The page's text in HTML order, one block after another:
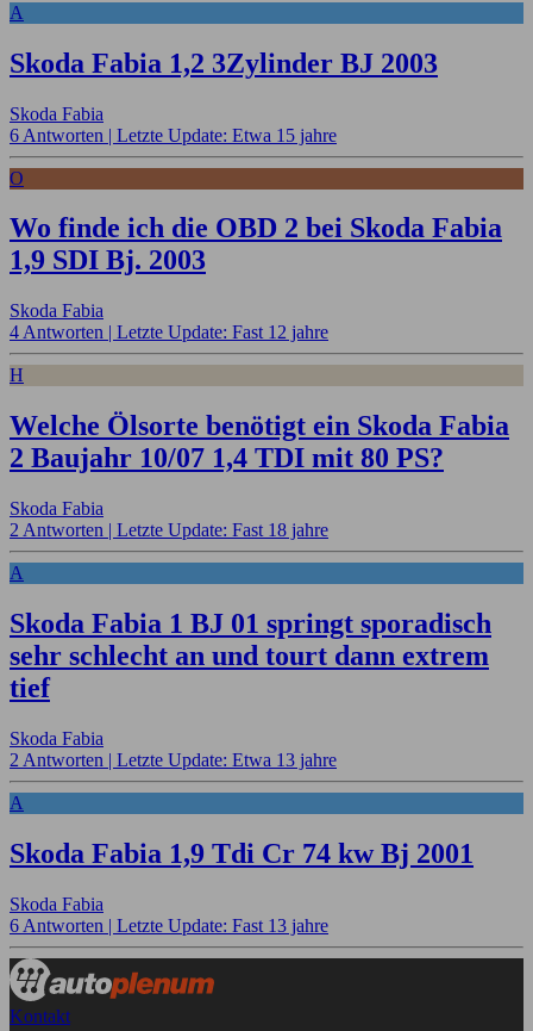
A
Skoda Fabia 1,2 3Zylinder BJ 2003
Skoda Fabia
6 Antworten | Letzte Update: Etwa 15 jahre
O
Wo finde ich die OBD 2 bei Skoda Fabia
1,9 SDI Bj. 2003
Skoda Fabia
4 Antworten | Letzte Update: Fast 12 jahre
H
Welche Ölsorte benötigt ein Skoda Fabia
2 Baujahr 10/07 1,4 TDI mit 80 PS?
Skoda Fabia
2 Antworten | Letzte Update: Fast 18 jahre
A
Skoda Fabia 1 BJ 01 springt sporadisch
sehr schlecht an und tourt dann extrem
tief
Skoda Fabia
2 Antworten | Letzte Update: Etwa 13 jahre
A
Skoda Fabia 1,9 Tdi Cr 74 kw Bj 2001
Skoda Fabia
6 Antworten | Letzte Update: Fast 13 jahre
Kontakt